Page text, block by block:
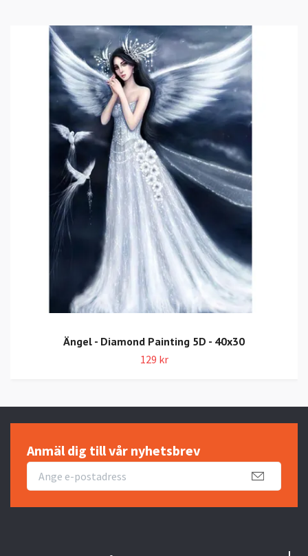
Ängel - Diamond Painting 5D - 40x30
129 kr
Anmäl dig till vår nyhetsbrev